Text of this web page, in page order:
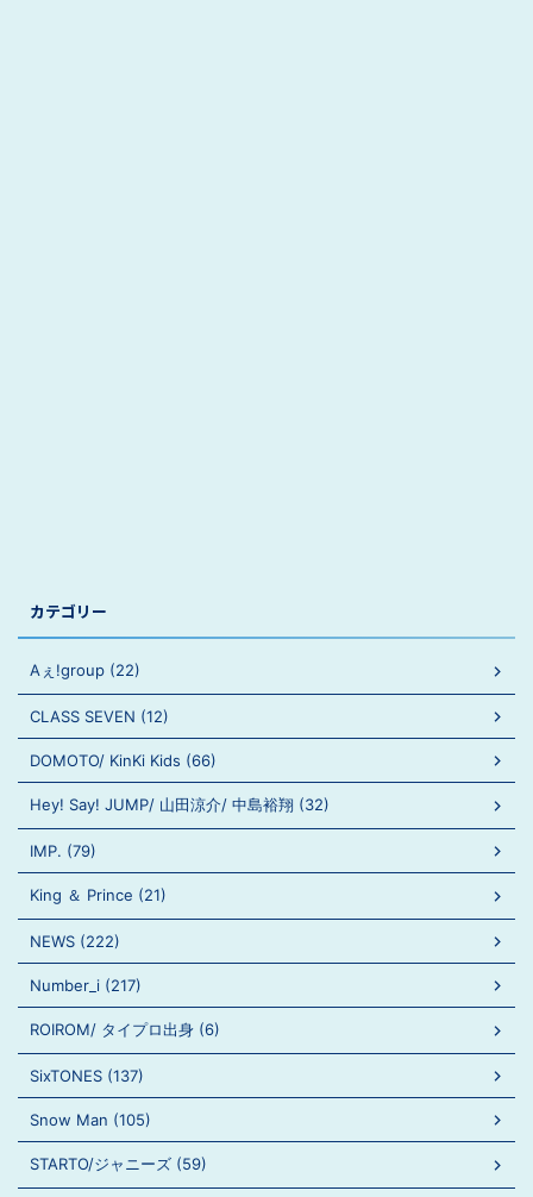
カテゴリー
Aぇ!group (22)
CLASS SEVEN (12)
DOMOTO/ KinKi Kids (66)
Hey! Say! JUMP/ 山田涼介/ 中島裕翔 (32)
IMP. (79)
King ＆ Prince (21)
NEWS (222)
Number_i (217)
ROIROM/ タイプロ出身 (6)
SixTONES (137)
Snow Man (105)
STARTO/ジャニーズ (59)